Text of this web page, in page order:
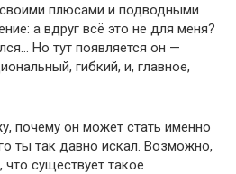
плюсами и подводными
а вдруг всё это не для меня?
Но тут появляется он —
гибкий, и, главное,
почему он может стать именно
ты так давно искал. Возможно,
существует такое